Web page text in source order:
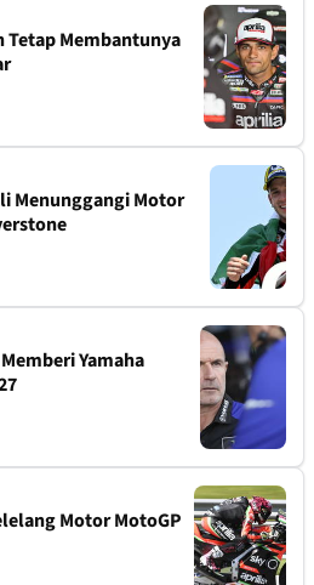
Tetap Membantunya
Menunggangi Motor
Yamaha
Motor MotoGP